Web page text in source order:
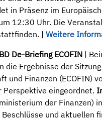
in Präsenz im
12:30 Uhr. Die
| Weitere
De-Briefing ECOFIN |
die Ergebnisse der
und Finanzen (ECOFIN)
Perspektive eingeordnet.
der Finanzen)
und aktuellen